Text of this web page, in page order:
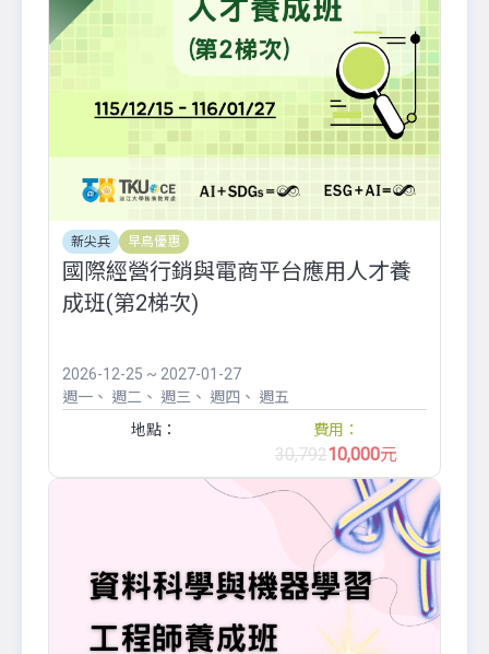
新尖兵 早鳥優惠
國際經營行銷與電商平台應用人才養
成班(第2梯次)
2026-12-25 ~ 2027-01-27
週一
週二 週三 週四
週五
地點：
費用：
30,79210,000元